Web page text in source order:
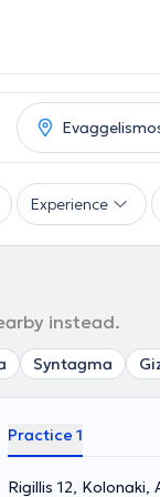
Experience
instead.
Syntagma
Practice 1
Rigillis 12, Kolonaki,